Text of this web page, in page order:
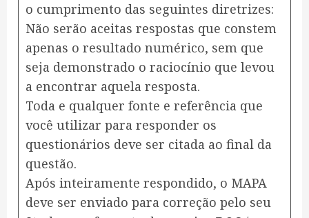
o cumprimento das seguintes diretrizes:
Não serão aceitas respostas que constem
apenas o resultado numérico, sem que
seja demonstrado o raciocínio que levou
a encontrar aquela resposta.
Toda e qualquer fonte e referência que
você utilizar para responder os
questionários deve ser citada ao final da
questão.
Após inteiramente respondido, o MAPA
deve ser enviado para correção pelo seu